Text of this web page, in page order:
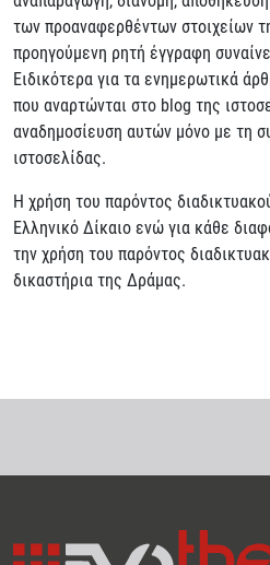
των προαναφερθέντων στοιχείων
προηγούμενη ρητή έγγραφη
Ειδικότερα για τα ενημερωτικά
που αναρτώνται στο blog της
αναδημοσίευση αυτών μόνο με τη
ιστοσελίδας.
Η χρήση του παρόντος
Ελληνικό Δίκαιο ενώ για κάθε
την χρήση του παρόντος
δικαστήρια της Δράμας.